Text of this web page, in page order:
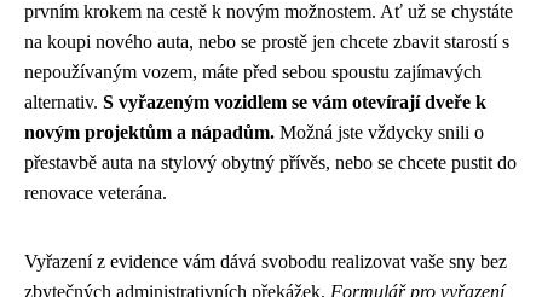
prvním krokem na cestě k novým možnostem. Ať už se chystáte
na koupi nového auta, nebo se prostě jen chcete zbavit starostí s
nepoužívaným vozem, máte před sebou spoustu zajímavých
alternativ. S vyřazeným vozidlem se vám otevírají dveře k
novým projektům a nápadům. Možná jste vždycky snili o
přestavbě auta na stylový obytný přívěs, nebo se chcete pustit do
renovace veterána.
Vyřazení z evidence vám dává svobodu realizovat vaše sny bez
zbytečných administrativních překážek. Formulář pro vyřazení